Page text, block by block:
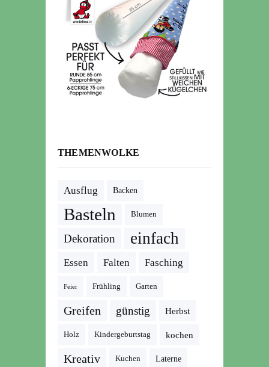
THEMENWOLKE
Ausflug Backen
Basteln Blumen
Dekoration einfach
Essen Falten Fasching
Feier Frühling Garten
Greifen günstig Herbst
Holz Kindergeburtstag kochen
Kreativ Kuchen Laterne